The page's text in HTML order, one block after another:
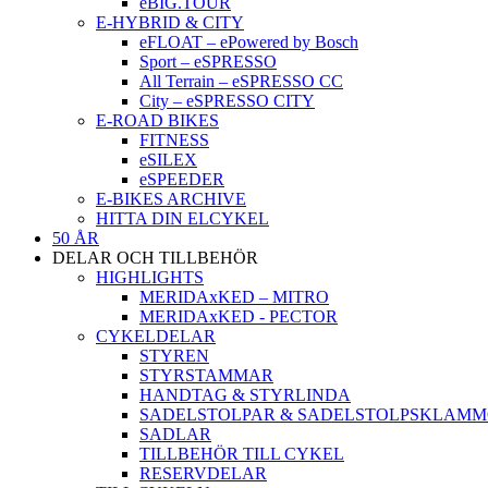
E-HYBRID & CITY
eFLOAT – ePowered by Bosch
Sport – eSPRESSO
All Terrain – eSPRESSO CC
City – eSPRESSO CITY
E-ROAD BIKES
FITNESS
eSILEX
eSPEEDER
E-BIKES ARCHIVE
HITTA DIN ELCYKEL
50 ÅR
DELAR OCH TILLBEHÖR
HIGHLIGHTS
MERIDAxKED – MITRO
MERIDAxKED - PECTOR
CYKELDELAR
STYREN
STYRSTAMMAR
HANDTAG & STYRLINDA
SADELSTOLPAR &
SADLAR
TILLBEHÖR TILL CYKEL
RESERVDELAR